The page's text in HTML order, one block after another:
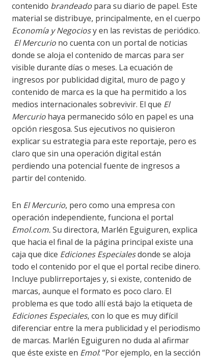
contenido brandeado para su diario de papel. Este
material se distribuye, principalmente, en el cuerpo
Economía y Negociosy en las revistas de periódico.
El Mercurio no cuenta con un portal de noticias
donde se aloja el contenido de marcas para ser
visible durante días o meses. La ecuación de
ingresos por publicidad digital, muro de pago y
contenido de marca es la que ha permitido a los
medios internacionales sobrevivir. El que El
Mercurio haya permanecido sólo en papel es una
opción riesgosa. Sus ejecutivos no quisieron
explicar su estrategia para este reportaje, pero es
claro que sin una operación digital están
perdiendo una potencial fuente de ingresos a
partir del contenido.
En El Mercurio, pero como una empresa con
operación independiente, funciona el portal
Emol.com.Su directora, Marlén Eguiguren, explica
que hacia el final de la página principal existe una
caja que dice Ediciones Especialesdonde se aloja
todo el contenido por el que el portal recibe dinero.
Incluye publirreportajes y, si existe, contenido de
marcas, aunque el formato es poco claro. El
problema es que todo allí está bajo la etiqueta de
Ediciones Especiales, con lo que es muy difícil
diferenciar entre la mera publicidad y el periodismo
de marcas. Marlén Eguiguren no duda al afirmar
que éste existe en Emol: “Por ejemplo, en la sección